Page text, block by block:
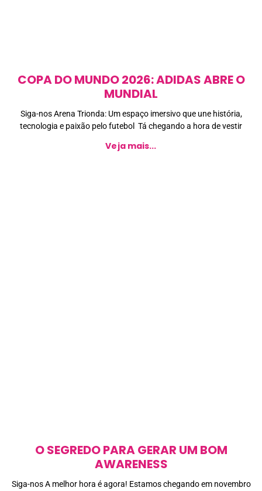
COPA DO MUNDO 2026: ADIDAS ABRE O
MUNDIAL
Siga-nos Arena Trionda: Um espaço imersivo que une história,
tecnologia e paixão pelo futebol Tá chegando a hora de vestir
Veja mais...
O SEGREDO PARA GERAR UM BOM
AWARENESS
Siga-nos A melhor hora é agora! Estamos chegando em novembro